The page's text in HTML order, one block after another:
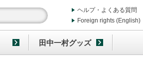
ヘルプ・よくある質問
Foreign rights (English)
田中一村グッズ